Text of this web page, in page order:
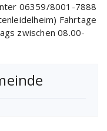
06359/8001-7888
Fahrtage
zwischen 08.00-